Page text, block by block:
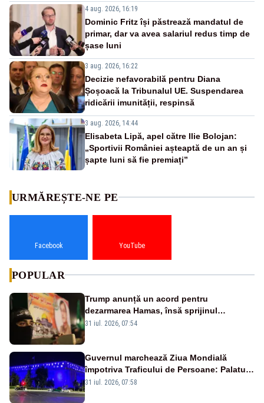
4 aug. 2026, 16:19
Dominic Fritz își păstrează mandatul de
primar, dar va avea salariul redus timp de
șase luni
3 aug. 2026, 16:22
Decizie nefavorabilă pentru Diana
Șoșoacă la Tribunalul UE. Suspendarea
ridicării imunității, respinsă
3 aug. 2026, 14:44
Elisabeta Lipă, apel către Ilie Bolojan:
„Sportivii României așteaptă de un an și
șapte luni să fie premiați”
URMĂREȘTE-NE PE
Facebook YouTube
POPULAR
Trump anunță un acord pentru
dezarmarea Hamas, însă sprijinul
Israelului rămâne incert
31 iul. 2026, 07:54
Guvernul marchează Ziua Mondială
împotriva Traficului de Persoane: Palatul
Victoria, iluminat în albastru
31 iul. 2026, 07:58